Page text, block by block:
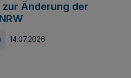
Änderung der
14.07.2026